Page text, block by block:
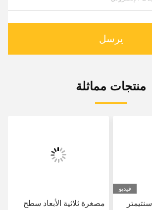
يرسل
منتجات مماثلة
فيديو
7.8 سنتيمتر * 5.1 سنتيمتر
مصغرة ثلاثية الأبعاد سطح